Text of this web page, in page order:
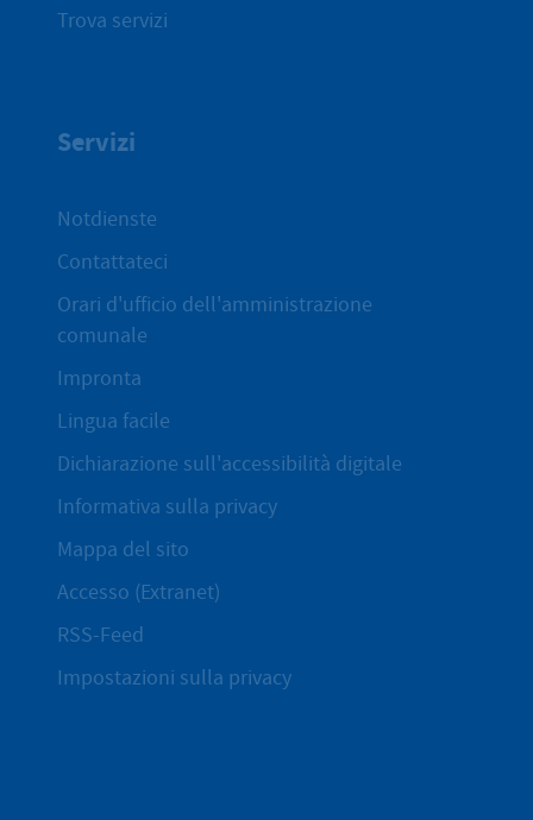
Trova servizi
Servizi
Notdienste
Contattateci
Orari d'ufficio dell'amministrazione
comunale
Impronta
Lingua facile
Dichiarazione sull'accessibilità digitale
Informativa sulla privacy
Mappa del sito
Accesso (Extranet)
RSS-Feed
Impostazioni sulla privacy